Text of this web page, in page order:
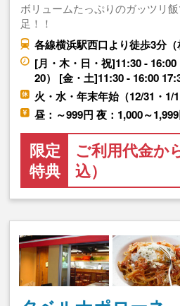
ボリュームたっぷりのガッツリ
足！！
各線横浜駅西口より徒歩3分
[月・木・日・祝]11:30 -
20） [金・土]11:30 - 16:00
火・水・年末年始（12/31・1/1
昼：～999円 夜：1,000～
限定
特典
ご利用代金か
込）